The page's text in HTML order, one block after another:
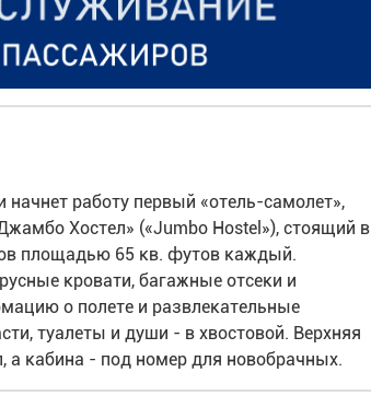
работу первый «отель-самолет»,
Хостел» («Jumbo Hostel»), стоящий в
площадью 65 кв. футов каждый.
кровати, багажные отсеки и
о полете и развлекательные
туалеты и души - в хвостовой. Верхняя
а кабина - под номер для новобрачных.